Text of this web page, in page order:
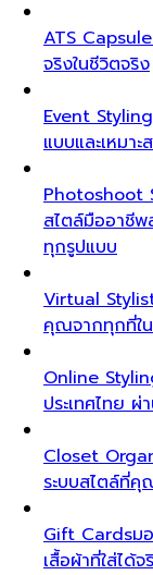
ATS
จริงในชีวิตจริง
Event Styling
แบบและเหมาะ
Photoshoot
สไตล์มืออาชีพ
ทุกรูปแบบ
Virtual
คุณจากทุกที่ใ
Online
ประเทศไทย
Closet
ระบบสไตล์ที่คุ
Gift Cardsม
เสื้อผ้าที่ใส่ได้จ